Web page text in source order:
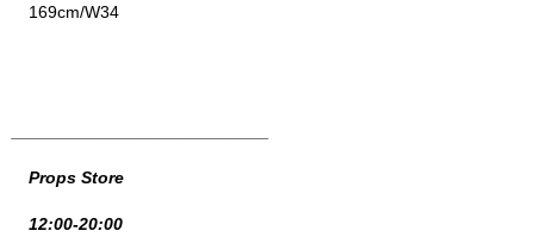
169cm/W34
Props Store
12:00-20:00